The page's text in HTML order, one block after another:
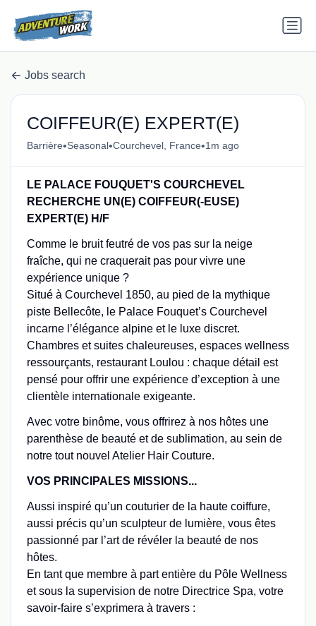
Jobs search
COIFFEUR(E) EXPERT(E)
Barrière•Seasonal•Courchevel, France•1m ago
LE PALACE FOUQUET'S COURCHEVEL
RECHERCHE UN(E) COIFFEUR(-EUSE)
EXPERT(E) H/F
Comme le bruit feutré de vos pas sur la neige
fraîche, qui ne craquerait pas pour vivre une
expérience unique ?
Situé à Courchevel 1850, au pied de la mythique
piste Bellecôte, le Palace Fouquet’s Courchevel
incarne l’élégance alpine et le luxe discret.
Chambres et suites chaleureuses, espaces wellness
ressourçants, restaurant Loulou : chaque détail est
pensé pour offrir une expérience d’exception à une
clientèle internationale exigeante.
Avec votre binôme, vous offrirez à nos hôtes une
parenthèse de beauté et de sublimation, au sein de
notre tout nouvel Atelier Hair Couture.
VOS PRINCIPALES MISSIONS...
Aussi inspiré qu’un couturier de la haute coiffure,
aussi précis qu’un sculpteur de lumière, vous êtes
passionné par l’art de révéler la beauté de nos
hôtes.
En tant que membre à part entière du Pôle Wellness
et sous la supervision de notre Directrice Spa, votre
savoir-faire s’exprimera à travers :